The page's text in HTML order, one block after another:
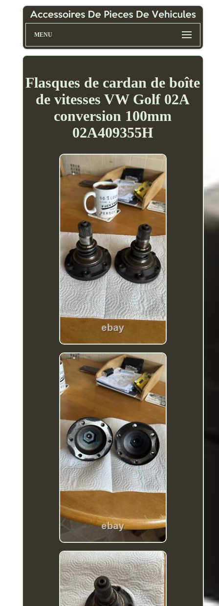
MENU
Flasques de cardan de boîte
de vitesses VW Golf 02A
conversion 100mm
02A409355H